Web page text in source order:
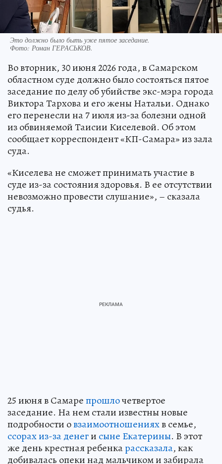
Это должно было быть уже пятое заседание.
Фото: Роман ГЕРАСЬКОВ.
Во вторник, 30 июня 2026 года, в Самарском
областном суде должно было состояться пятое
заседание по делу об убийстве экс-мэра города
Виктора Тархова и его жены Натальи. Однако
его перенесли на 7 июля из-за болезни одной
из обвиняемой Таисии Киселевой. Об этом
сообщает корреспондент «КП-Самара» из зала
суда.
«Киселева не сможет принимать участие в
суде из-за состояния здоровья. В ее отсутствии
невозможно провести слушание», – сказала
судья.
25 июня в Самарепрошлочетвертое
заседание. На нем стали известны новые
подробности овзаимоотношенияхв семье,
ссорах из-за денеги сыне Екатерины. В этот
же день крестная ребенкарассказала, как
добивалась опеки над мальчиком и забирала